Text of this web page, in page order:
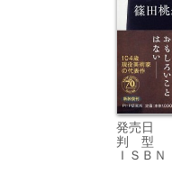
発売日
判 型
ＩＳＢＮ